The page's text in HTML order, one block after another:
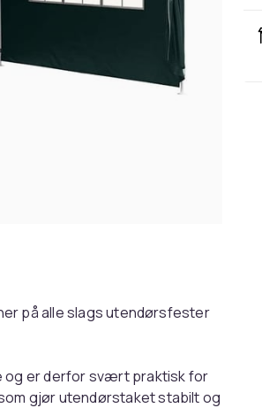
på alle slags utendørsfester
og er derfor svært praktisk for
gjør utendørstaket stabilt og